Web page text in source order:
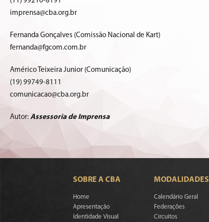
imprensa@cba.org.br
Fernanda Gonçalves (Comissão Nacional de Kart)
fernanda@fgcom.com.br
Américo Teixeira Junior (Comunicação)
(19) 99749-8111
comunicacao@cba.org.br
Autor: Assessoria de Imprensa
SOBRE A CBA
Home
Apresentação
Identidade Visual
MODALIDADES
Calendário Geral
Federações
Circuitos